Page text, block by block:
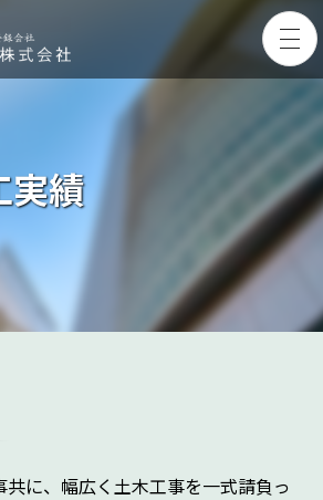
実績
共に、幅広く土木工事を一式請負っ